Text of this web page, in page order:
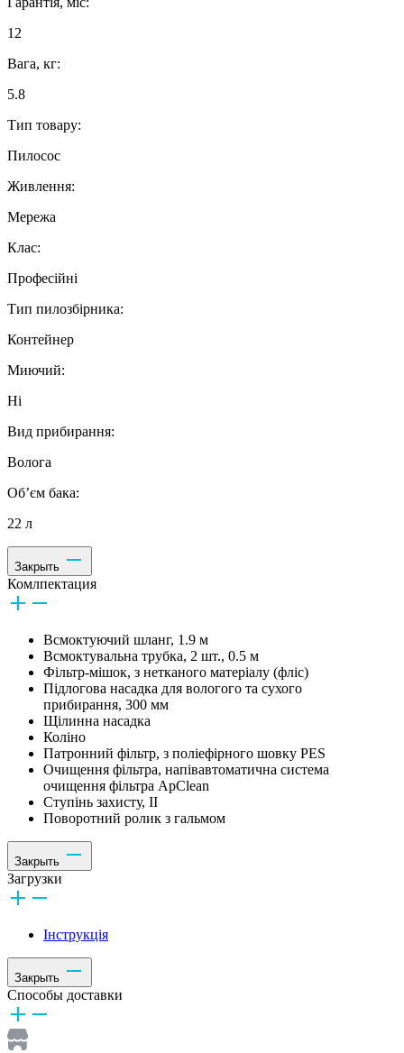
12
Вага, кг:
5.8
Тип товару:
Пилосос
Живлення:
Мережа
Клас:
Професійні
Тип пилозбірника:
Контейнер
Миючий:
Ні
Вид прибирання:
Волога
Об’єм бака:
22 л
Закрыть
Комлпектация
Всмоктуючий шланг, 1.9 м
Всмоктувальна трубка, 2 шт., 0.5 м
Фільтр-мішок, з нетканого матеріалу (фліс)
Підлогова насадка для вологого та сухого
прибирання, 300 мм
Щілинна насадка
Коліно
Патронний фільтр, з поліефірного шовку PES
Очищення фільтра, напівавтоматична система
очищення фільтра ApClean
Ступінь захисту, II
Поворотний ролик з гальмом
Закрыть
Загрузки
Інструкція
Закрыть
Способы доставки